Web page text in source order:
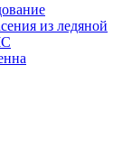
из ледяной